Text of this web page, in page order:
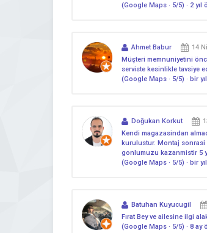
(Google Maps · 5/5) · 2 yıl
Ahmet Babur 14
Müşteri memnuniyetini
serviste kesinlikle tavsiye
(Google Maps · 5/5) · bir
Doğukan Korkut
Kendi magazasindan
kurulustur. Montaj sonrasi
gonlumuzu kazanmistir 5
(Google Maps · 5/5) · bir
Batuhan Kuyucugil
Fırat Bey ve ailesine ilgi
(Google Maps · 5/5) · 8 ay